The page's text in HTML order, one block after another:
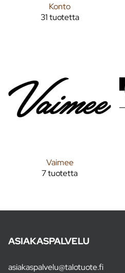
Konto
31 tuotetta
Vaimee
7 tuotetta
ASIAKASPALVELU
asiakaspalvelu@talotuote.fi